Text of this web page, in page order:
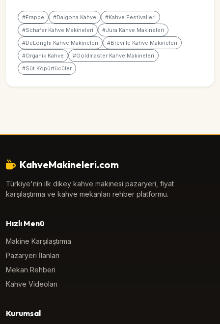
#Frappe #Dalgona Kahve
#Kahve Festivalleri
#Schafer Kahve Makineleri
#Jura Kahve Makineleri
#DeLonghi Kahve Makineleri
#Breville Kahve Makineleri
#Organik Kahve
#Goldmaster Kahve Makineleri
#Süt Köpürtücüler
KahveMakineleri.com
Türkiye'nin ilk dikey kahve makinesi pazaryeri, fiyat
karşılaştırma ve kahve mekanları rehber platformu.
Hızlı Menü
Makine Karşılaştırma
Pazaryeri İlanları
Mekan Rehberi
Kahve Videoları
Kurumsal